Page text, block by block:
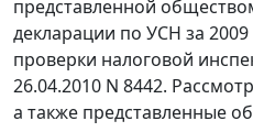
представленной
декларации по УСН за
проверки налоговой
26.04.2010 N 8442.
а также представленные